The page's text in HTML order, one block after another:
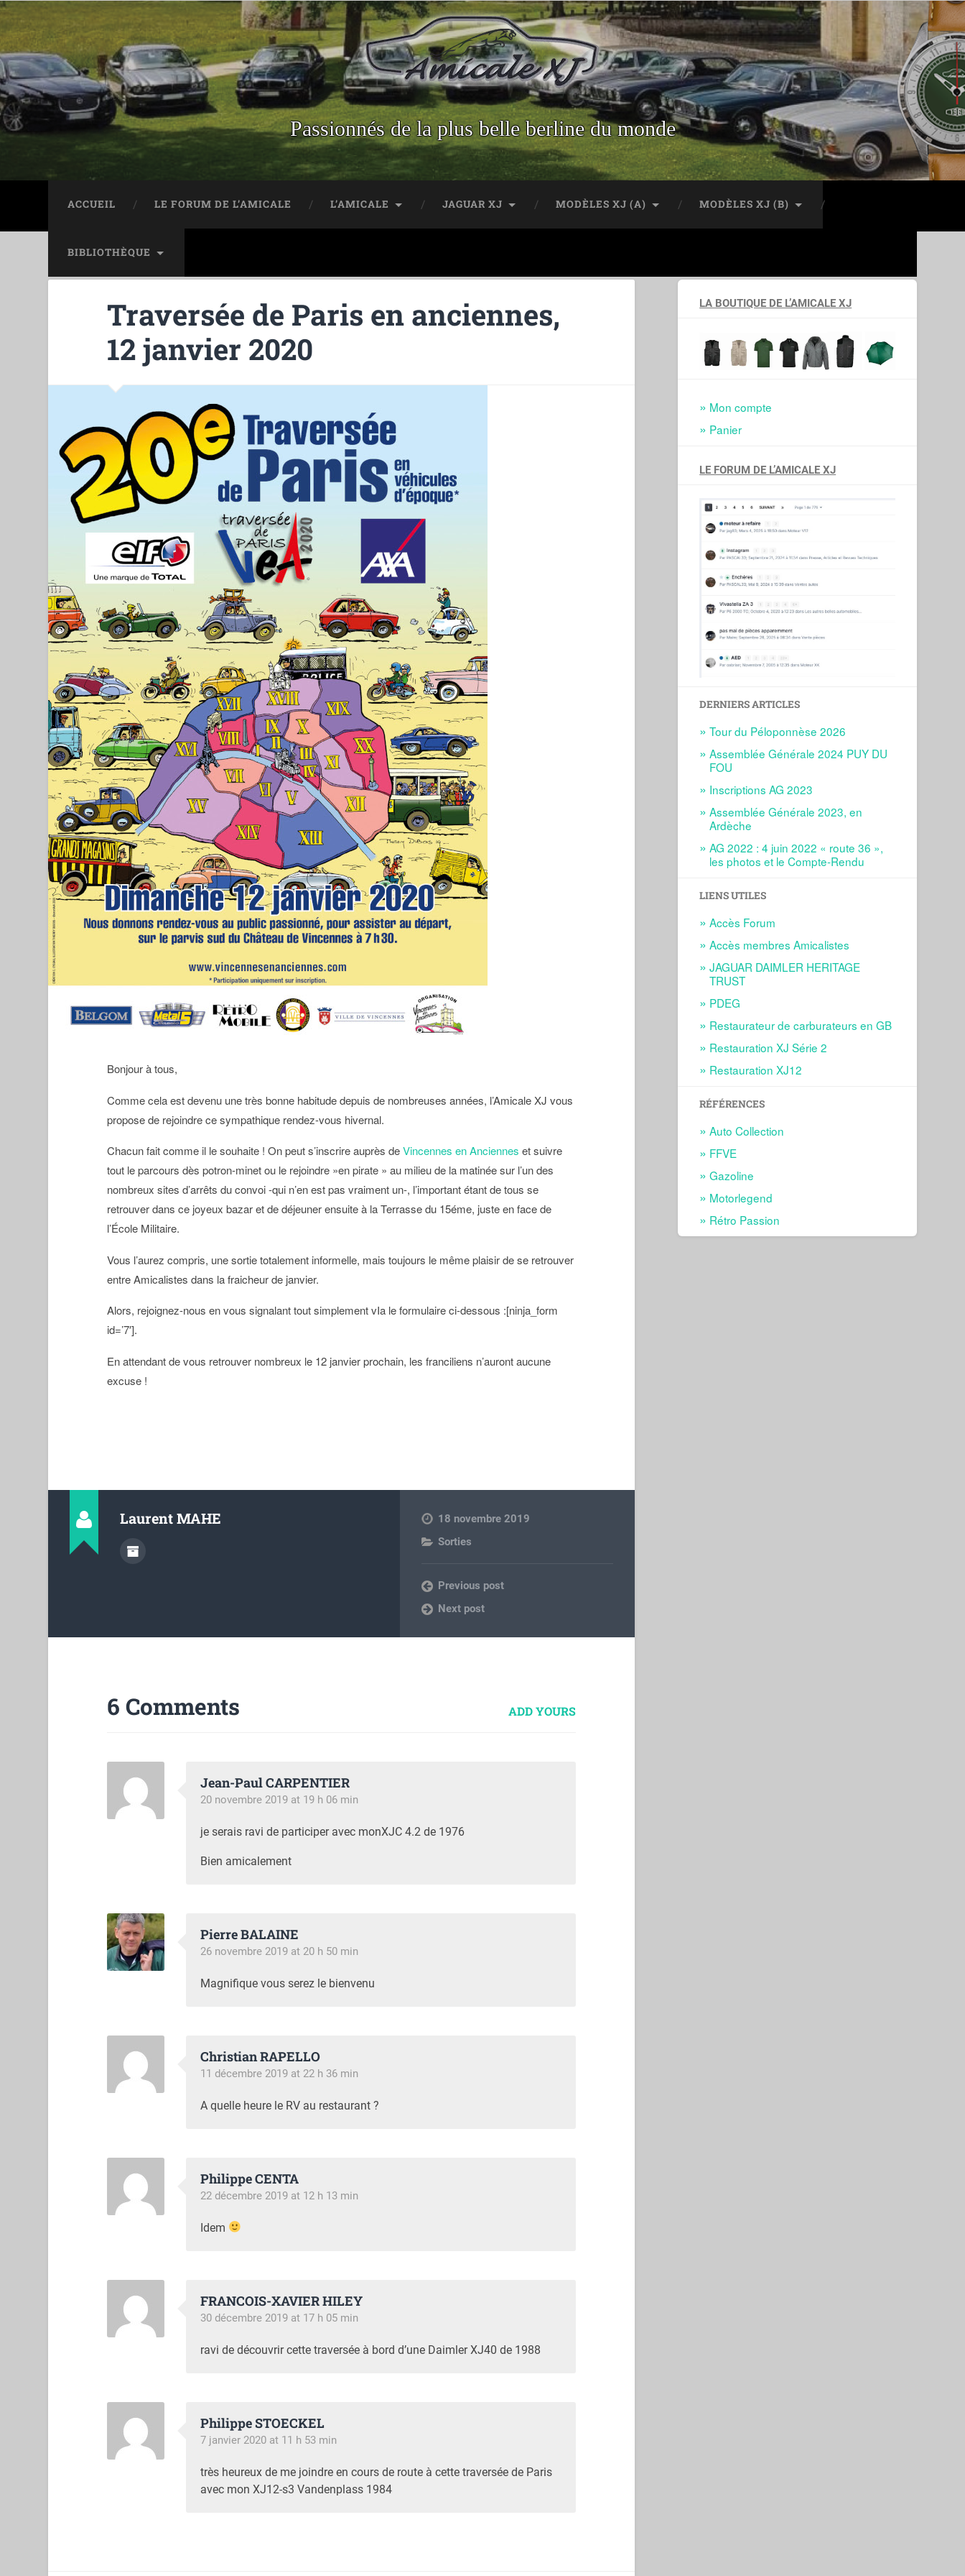
Passionnés de la plus belle berline du monde
ACCUEIL LE FORUM DE L’AMICALE L’AMICALE JAGUAR XJ MODÈLES XJ (A) MODÈLES XJ (B)
BIBLIOTHÈQUE
Traversée de Paris en anciennes,
12 janvier 2020
Bonjour à tous,
Comme cela est devenu une très bonne habitude depuis de nombreuses années, l’Amicale XJ vous
propose de rejoindre ce sympathique rendez-vous hivernal.
Chacun fait comme il le souhaite ! On peut s’inscrire auprès deVincennes en Anciennes et suivre
tout le parcours dès potron-minet ou le rejoindre »en pirate » au milieu de la matinée sur l’un des
nombreux sites d’arrêts du convoi -qui n’en est pas vraiment un-, l’important étant de tous se
retrouver dans ce joyeux bazar et de déjeuner ensuite à la Terrasse du 15éme, juste en face de
l’École Militaire.
Vous l’aurez compris, une sortie totalement informelle, mais toujours le même plaisir de se retrouver
entre Amicalistes dans la fraicheur de janvier.
Alors, rejoignez-nous en vous signalant tout simplement vIa le formulaire ci-dessous :[ninja_form
id=’7′].
En attendant de vous retrouver nombreux le 12 janvier prochain, les franciliens n’auront aucune
excuse !
Laurent MAHE
18 novembre 2019
Sorties
Previous post
Next post
6 Comments ADD YOURS
Jean-Paul CARPENTIER
20 novembre 2019 at 19 h 06 min
je serais ravi de participer avec monXJC 4.2 de 1976
Bien amicalement
Pierre BALAINE
26 novembre 2019 at 20 h 50 min
Magnifique vous serez le bienvenu
Christian RAPELLO
11 décembre 2019 at 22 h 36 min
A quelle heure le RV au restaurant ?
Philippe CENTA
22 décembre 2019 at 12 h 13 min
Idem
FRANCOIS-XAVIER HILEY
30 décembre 2019 at 17 h 05 min
ravi de découvrir cette traversée à bord d’une Daimler XJ40 de 1988
Philippe STOECKEL
7 janvier 2020 at 11 h 53 min
très heureux de me joindre en cours de route à cette traversée de Paris
avec mon XJ12-s3 Vandenplass 1984
LA BOUTIQUE DE L’AMICALE XJ
Mon compte
Panier
LE FORUM DE L’AMICALE XJ
DERNIERS ARTICLES
Tour du Péloponnèse 2026
Assemblée Générale 2024 PUY DU
FOU
Inscriptions AG 2023
Assemblée Générale 2023, en
Ardèche
AG 2022 : 4 juin 2022 « route 36 »,
les photos et le Compte-Rendu
LIENS UTILES
Accès Forum
Accès membres Amicalistes
JAGUAR DAIMLER HERITAGE
TRUST
PDEG
Restaurateur de carburateurs en GB
Restauration XJ Série 2
Restauration XJ12
RÉFÉRENCES
Auto Collection
FFVE
Gazoline
Motorlegend
Rétro Passion